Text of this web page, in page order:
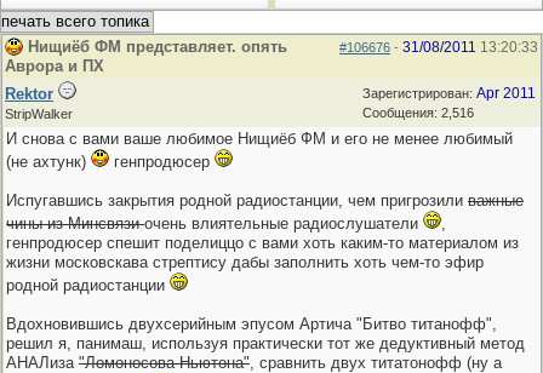
печать всего топика
#106676 - 31/08/2011 13:20:33
Нищиёб ФМ представляет. опять
Аврора и ПХ
Зарегистрирован: Apr 2011
Сообщения: 2,516
Rektor
StripWalker
И снова с вами ваше любимое Нищиёб ФМ и его не менее любимый
(не ахтунк)
генпродюсер
Испугавшись закрытия родной радиостанции, чем пригрозили важные
чины из Минсвязиочень влиятельные радиослушатели
,
генпродюсер спешит поделиццо с вами хоть каким-то материалом из
жизни московскава стрептису дабы заполнить хоть чем-то эфир
родной радиостанции
Вдохновившись двухсерийным эпусом Артича "Битво титанофф",
решил я, панимаш, используя практически тот же дедуктивный метод
АНАЛиза "Ломоносова-Ньютона", сравнить двух титатонофф (ну а